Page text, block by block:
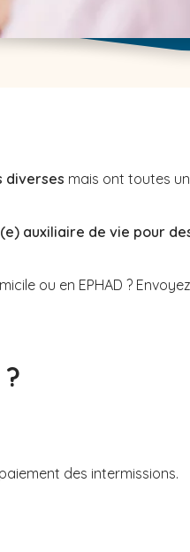
diverses mais ont toutes
auxiliaire de vie pour
ou en EPHAD ?
des intermissions.